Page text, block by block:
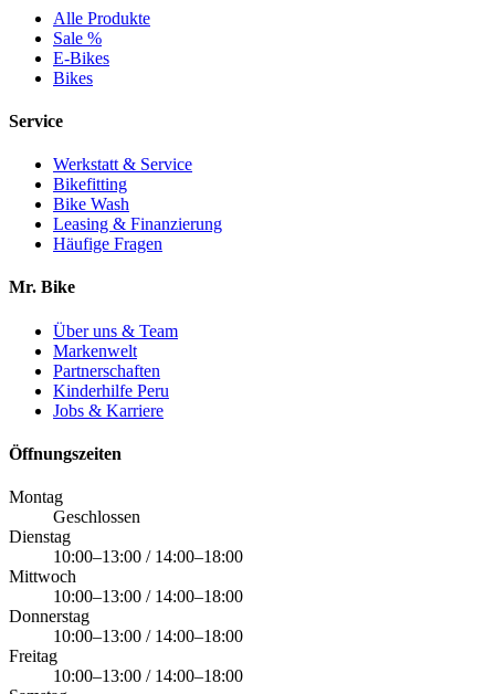
Alle Produkte
Sale %
E-Bikes
Bikes
Service
Werkstatt & Service
Bikefitting
Bike Wash
Leasing & Finanzierung
Häufige Fragen
Mr. Bike
Über uns & Team
Markenwelt
Partnerschaften
Kinderhilfe Peru
Jobs & Karriere
Öffnungszeiten
Montag
Geschlossen
Dienstag
10:00–13:00 / 14:00–18:00
Mittwoch
10:00–13:00 / 14:00–18:00
Donnerstag
10:00–13:00 / 14:00–18:00
Freitag
10:00–13:00 / 14:00–18:00